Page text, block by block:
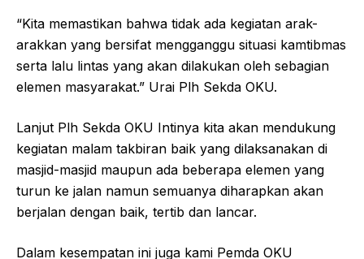
“Kita memastikan bahwa tidak ada kegiatan arak-
arakkan yang bersifat mengganggu situasi kamtibmas
serta lalu lintas yang akan dilakukan oleh sebagian
elemen masyarakat.” Urai Plh Sekda OKU.
Lanjut Plh Sekda OKU Intinya kita akan mendukung
kegiatan malam takbiran baik yang dilaksanakan di
masjid-masjid maupun ada beberapa elemen yang
turun ke jalan namun semuanya diharapkan akan
berjalan dengan baik, tertib dan lancar.
Dalam kesempatan ini juga kami Pemda OKU